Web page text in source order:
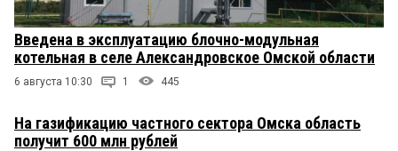
Введена в эксплуатацию блочно-модульная
котельная в селе Александровское Омской области
6 августа 10:30 1 445
На газификацию частного сектора Омска область
получит 600 млн рублей